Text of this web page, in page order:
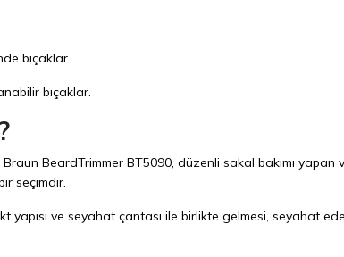
bıçaklar.
bıçaklar.
Braun BeardTrimmer BT5090, düzenli sakal bakımı yapan
seçimdir.
yapısı ve seyahat çantası ile birlikte gelmesi, seyahat